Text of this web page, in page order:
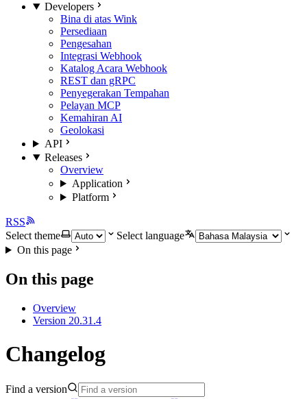
Developers
Bina di atas Wink
Persediaan
Pengesahan
Integrasi Webhook
Katalog Acara Webhook
REST dan gRPC
Penyegerakan Tempahan
Pelayan MCP
Kemahiran AI
Geolokasi
API
Releases
Overview
Application
Platform
RSS
Select theme
Select language
On this page
On this page
Overview
Version 20.31.4
Changelog
Find a version